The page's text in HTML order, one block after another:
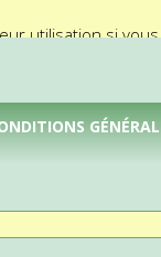
utilisation si